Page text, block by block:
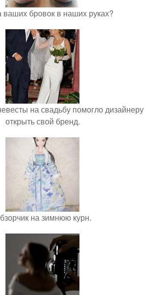
ваших бровок в наших руках?
на свадьбу помогло дизайнеру
открыть свой бренд.
на зимнюю курн.